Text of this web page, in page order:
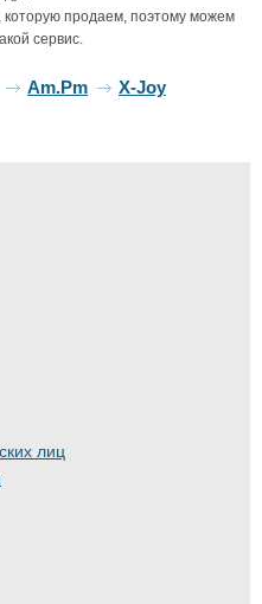
которую продаем, поэтому можем
сервис.
Am.Pm
X-Joy
лиц